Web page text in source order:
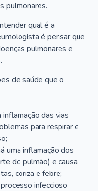
pulmonares.
qual é a
é pensar que
pulmonares e
de saúde que o
inflamação das vias
para respirar e
uma inflamação dos
do pulmão) e causa
coriza e febre;
infeccioso